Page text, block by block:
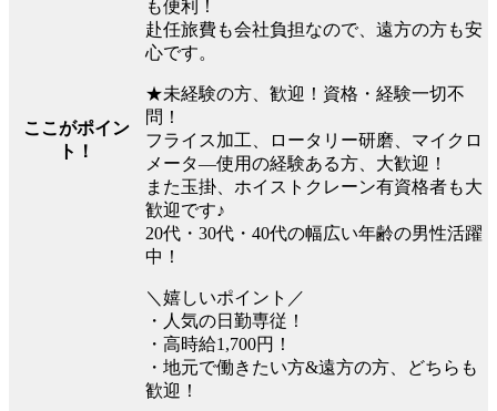
ここがポイン
ト！
も便利！
赴任旅費も会社負担なので、遠方の方も安
心です。
★未経験の方、歓迎！資格・経験一切不
問！
フライス加工、ロータリー研磨、マイクロ
メータ―使用の経験ある方、大歓迎！
また玉掛、ホイストクレーン有資格者も大
歓迎です♪
20代・30代・40代の幅広い年齢の男性活躍
中！
＼嬉しいポイント／
・人気の日勤専従！
・高時給1,700円！
・地元で働きたい方&遠方の方、どちらも
歓迎！